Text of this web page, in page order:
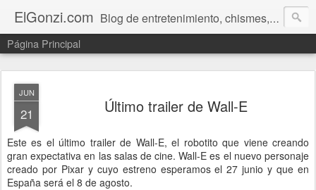
ElGonzi.com Blog de entretenimiento, chismes, humor, farándula, curiosidades, ovnis, noticias calientes, fotos, videos, paranormal y ¡más!
Página Principal
JUN
21 Último trailer de Wall-E
Este es el último trailer de Wall-E, el robotito que viene creando
gran expectativa en las salas de cine. Wall-E es el nuevo personaje
creado por Pixar y cuyo estreno esperamos el 27 junio y que en
España será el 8 de agosto.